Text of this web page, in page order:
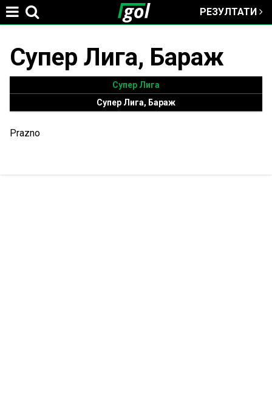
РЕЗУЛТАТИ
You
here
Супер Лига, Бараж
Супер Лига
Супер Лига, Бараж
Prazno